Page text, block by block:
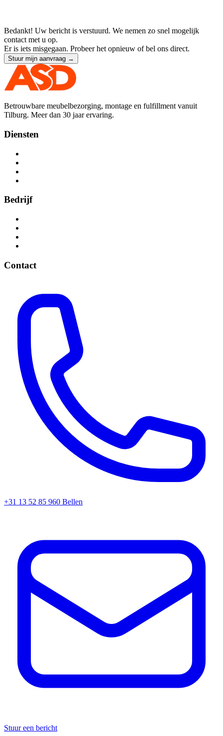
Bedankt! Uw bericht is verstuurd. We nemen zo snel mogelijk
contact met u op.
Er is iets misgegaan. Probeer het opnieuw of bel ons direct.
Stuur mijn aanvraag →
Betrouwbare meubelbezorging, montage en fulfillment vanuit
Tilburg. Meer dan 30 jaar ervaring.
Diensten
Bedrijf
Contact
+31 13 52 85 960 Bellen
Stuur een bericht